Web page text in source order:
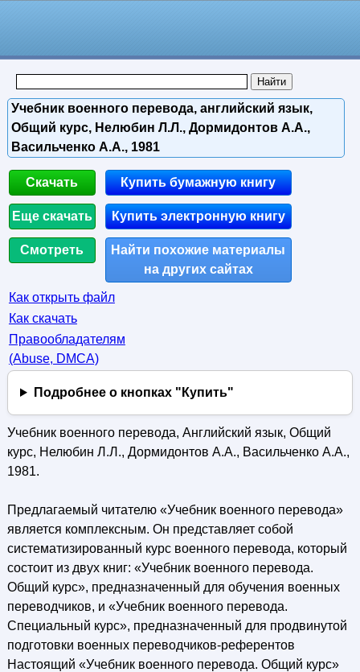
Учебник военного перевода, английский язык,
Общий курс, Нелюбин Л.Л., Дормидонтов А.А.,
Васильченко А.А., 1981
Скачать
Еще скачать
Смотреть
Купить бумажную книгу
Купить электронную книгу
Найти похожие материалы
на других сайтах
Как открыть файл
Как скачать
Правообладателям
(Abuse, DMСA)
Подробнее о кнопках "Купить"
Учебник военного перевода, Английский язык, Общий
курс, Нелюбин Л.Л., Дормидонтов А.А., Васильченко А.А.,
1981.
Предлагаемый читателю «Учебник военного перевода»
является комплексным. Он представляет собой
систематизированный курс военного перевода, который
состоит из двух книг: «Учебник военного перевода.
Общий курс», предназначенный для обучения военных
переводчиков, и «Учебник военного перевода.
Специальный курс», предназначенный для продвинутой
подготовки военных переводчиков-референтов
Настоящий «Учебник военного перевода. Общий курс»